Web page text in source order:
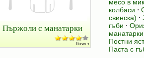
Пържоли с манатарки
flower
месо в
колбаси ⋅
свинска) ⋅
гъби ⋅
манатарки
Постни
Паста с